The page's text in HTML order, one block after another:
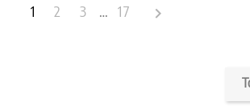
1 2 3 … 17 